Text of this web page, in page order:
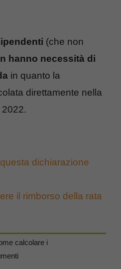
(che non
hanno necessità di
in quanto la
direttamente nella
dichiarazione
il rimborso della rata
calcolare i